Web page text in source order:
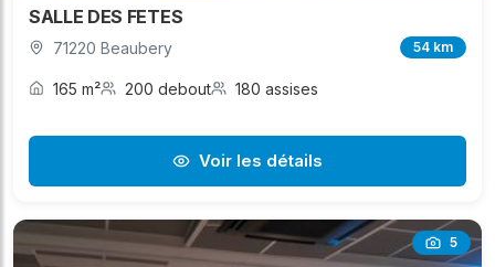
SALLE DES FETES
71220 Beaubery 54 km
165 m² 200 debout 180 assises
Voir les détails
5